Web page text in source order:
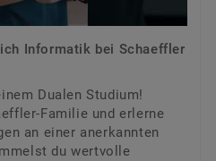
Informatik bei Schaeffler
Dualen Studium!
Familie und erlerne
an einer anerkannten
du wertvolle